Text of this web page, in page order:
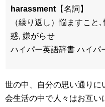
harassment 【名詞】
（繰り返し）悩ますこと
惑, 嫌がらせ
ハイパー英語辞書 ハイパ
世の中、自分の思い通りに
会生活の中で人々はお互い